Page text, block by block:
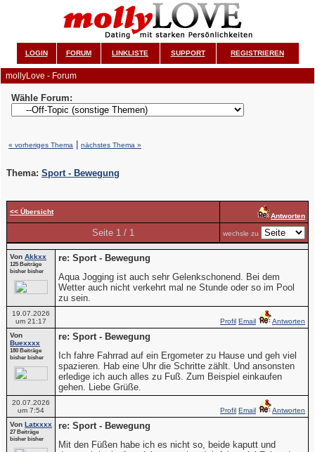
LOGIN FORUM LINKLISTE SUPPORT REGISTRIEREN
mollyLove - Forum
Wähle Forum:
« vorheriges Thema nächstes Thema »
Thema: Sport - Bewegung
<< Übersicht
Antworten
Seite 1 / 1 wechsle zu
Von Akkxx
125 Beiträge
bisher bisher
re: Sport - Bewegung
Aqua Jogging ist auch sehr Gelenkschonend. Bei dem
Wetter auch nicht verkehrt mal ne Stunde oder so im Pool
zu sein.
19.07.2026
um 21:17
Profil Email
Antworten
Von
Buexxxx
180 Beiträge
bisher bisher
re: Sport - Bewegung
Ich fahre Fahrrad auf ein Ergometer zu Hause und geh viel
spazieren. Hab eine Uhr die Schritte zählt. Und ansonsten
erledige ich auch alles zu Fuß. Zum Beispiel einkaufen
gehen. Liebe Grüße.
20.07.2026
um 7:54
Profil Email
Antworten
Von Latxxxx
27 Beiträge
bisher bisher
re: Sport - Bewegung
Mit den Füßen habe ich es nicht so, beide kaputt und